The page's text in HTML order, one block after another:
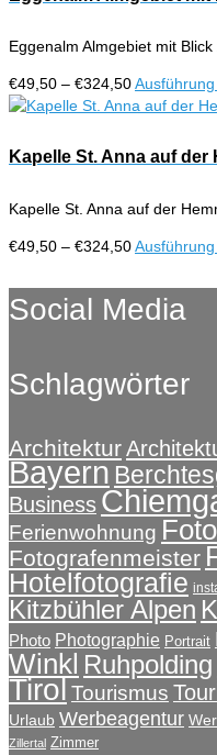
Eggenalm Almgebiet mit
€49,50 – €324,50
€49,50
€324,50
Kapelle St. Anna auf
Kapelle St. Anna auf der
€49,50 – €324,50
bis
€324,50
Social Media
Schlagwörter
Architektur
Bayern
Business
Ferienwohnung Foto
Fotografenmeister
Hotelfotografie
Kitzbühler Alpen
Photo Photographie Portrait
Winkl Ruhpolding
TirolTourismus
Urlaub Werbeagentur
Zillertal Zimmer